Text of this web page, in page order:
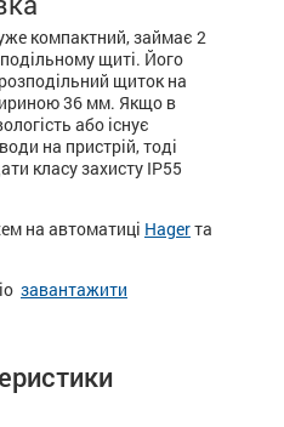
компактний, займає 2
щиті. Його
щиток на
36 мм. Якщо в
або існує
на пристрій, тоді
класу захисту IP55
на автоматиці Hagerта
завантажити